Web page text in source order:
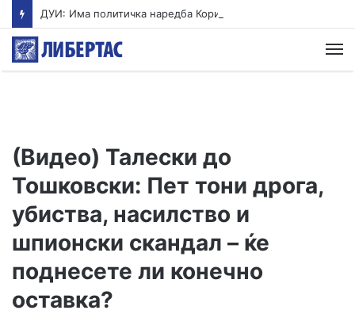
(Видео) Талески до
Тошковски: Пет тони дрога,
убиства, насилство и
шпионски скандал – ќе
поднесете ли конечно
оставка?